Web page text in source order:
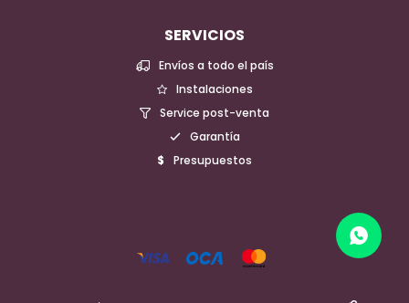
SERVICIOS
Envíos a todo el país
Instalaciones
Service post-venta
Garantía
Presupuestos